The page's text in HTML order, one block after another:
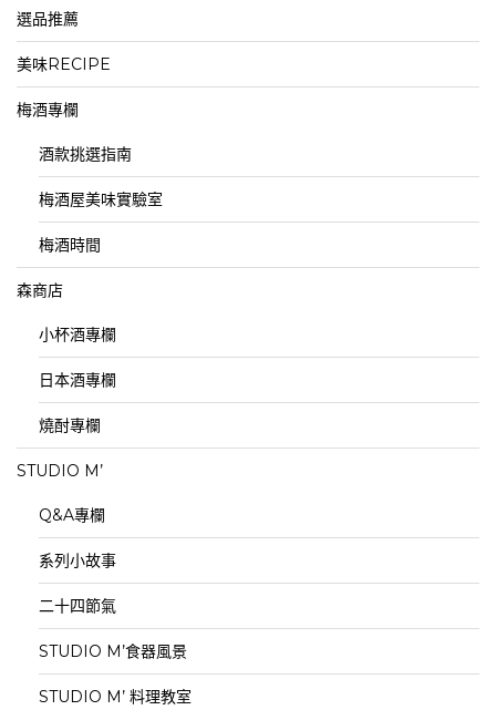
選品推薦
美味RECIPE
梅酒專欄
酒款挑選指南
梅酒屋美味實驗室
梅酒時間
森商店
小杯酒專欄
日本酒專欄
燒酎專欄
STUDIO M’
Q&A專欄
系列小故事
二十四節氣
STUDIO M’食器風景
STUDIO M’ 料理教室